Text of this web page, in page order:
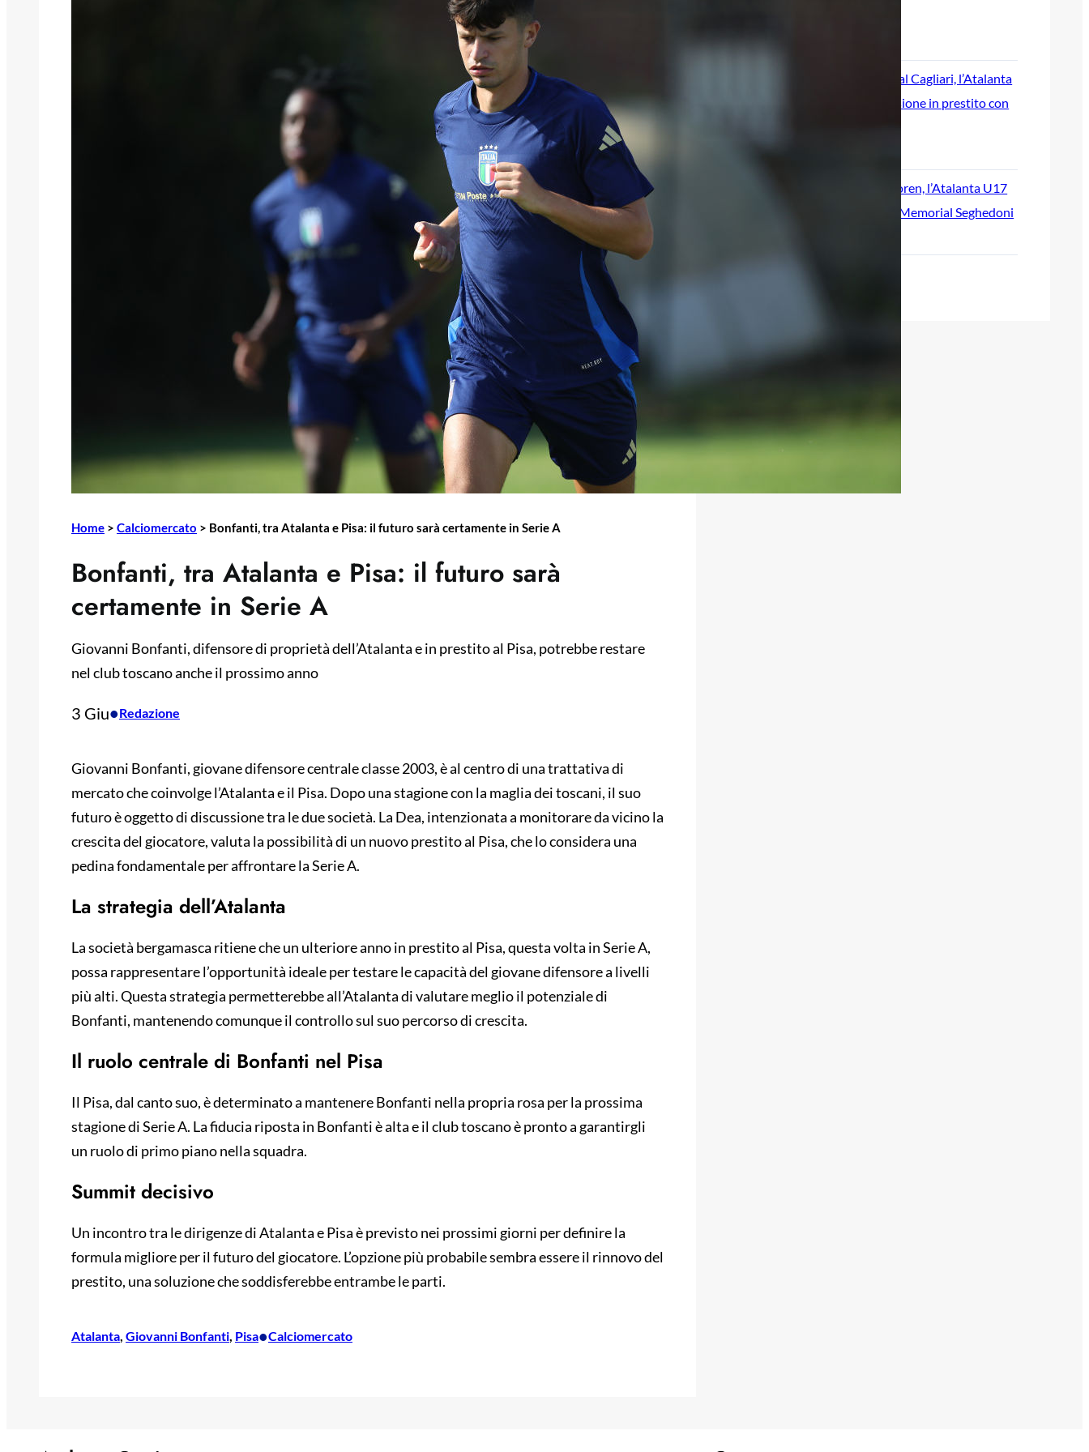
Home > Calciomercato > Bonfanti, tra Atalanta e Pisa: il futuro sarà certamente in Serie A
Bonfanti, tra Atalanta e Pisa: il futuro sarà
certamente in Serie A
Giovanni Bonfanti, difensore di proprietà dell’Atalanta e in prestito al Pisa, potrebbe restare
nel club toscano anche il prossimo anno
3 Giu•Redazione
Giovanni Bonfanti, giovane difensore centrale classe 2003, è al centro di una trattativa di
mercato che coinvolge l’Atalanta e il Pisa. Dopo una stagione con la maglia dei toscani, il suo
futuro è oggetto di discussione tra le due società. La Dea, intenzionata a monitorare da vicino la
crescita del giocatore, valuta la possibilità di un nuovo prestito al Pisa, che lo considera una
pedina fondamentale per affrontare la Serie A.
La strategia dell’Atalanta
La società bergamasca ritiene che un ulteriore anno in prestito al Pisa, questa volta in Serie A,
possa rappresentare l’opportunità ideale per testare le capacità del giovane difensore a livelli
più alti. Questa strategia permetterebbe all’Atalanta di valutare meglio il potenziale di
Bonfanti, mantenendo comunque il controllo sul suo percorso di crescita.
Il ruolo centrale di Bonfanti nel Pisa
Il Pisa, dal canto suo, è determinato a mantenere Bonfanti nella propria rosa per la prossima
stagione di Serie A. La fiducia riposta in Bonfanti è alta e il club toscano è pronto a garantirgli
un ruolo di primo piano nella squadra.
Summit decisivo
Un incontro tra le dirigenze di Atalanta e Pisa è previsto nei prossimi giorni per definire la
formula migliore per il futuro del giocatore. L’opzione più probabile sembra essere il rinnovo del
prestito, una soluzione che soddisferebbe entrambe le parti.
Atalanta, Giovanni Bonfanti, Pisa•Calciomercato
Daniel Maldini al Cagliari, l’Atalanta
definisce la cessione in prestito con
Doppietta di Koren, l’Atalanta U17
vola in finale al Memorial Seghedoni